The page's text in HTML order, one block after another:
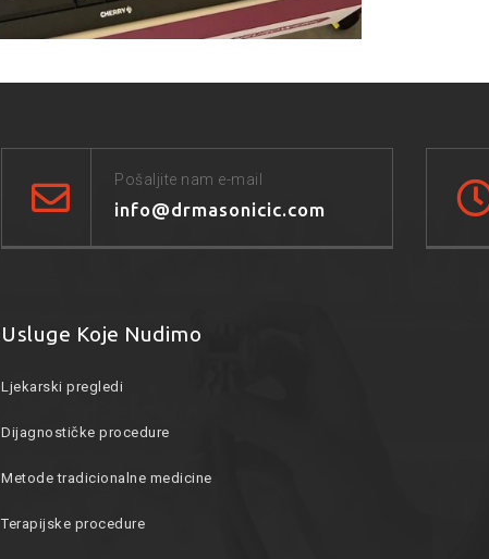
Pošaljite nam e-mail
info@drmasonicic.com
Usluge Koje Nudimo
Ljekarski pregledi
Dijagnostičke procedure
Metode tradicionalne medicine
Terapijske procedure